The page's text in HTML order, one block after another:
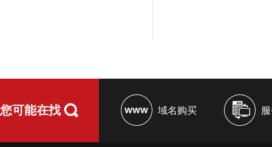
您可能在找 域名购买